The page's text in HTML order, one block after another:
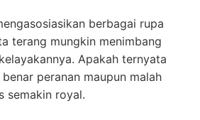
berbagai rupa
terang mungkin menimbang
Apakah ternyata
peranan maupun malah
semakin royal.